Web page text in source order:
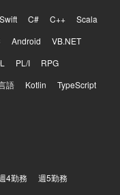
Swift C# C++
Scala
Android
VB.NET
PL/I
RPG
語 Kotlin
TypeScript
4勤務 週5勤務